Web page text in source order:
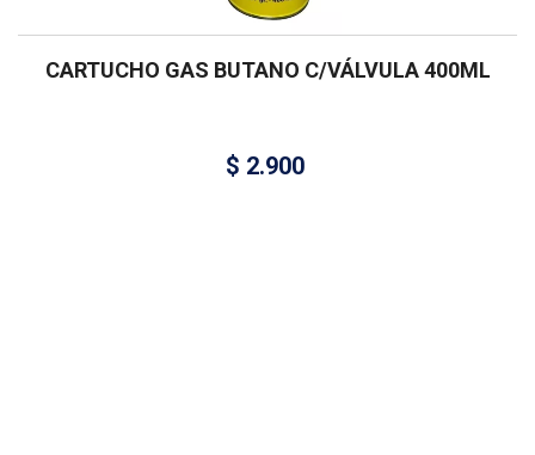
CARTUCHO GAS BUTANO C/VÁLVULA 400ML
$ 2.900